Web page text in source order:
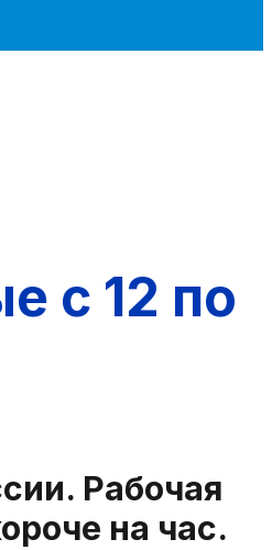
с 12 по
Рабочая
на час.